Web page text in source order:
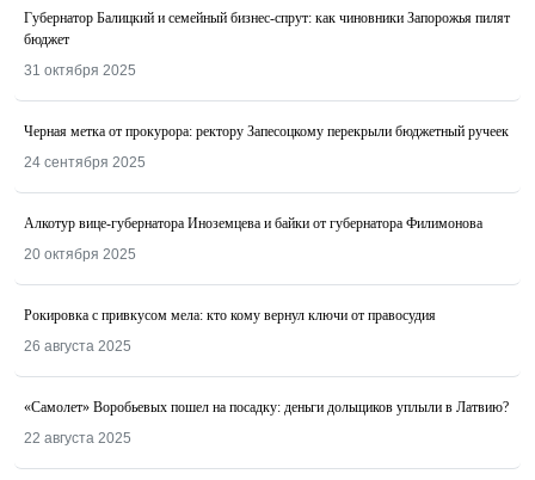
Губернатор Балицкий и семейный бизнес-спрут: как чиновники Запорожья пилят
бюджет
31 октября 2025
Черная метка от прокурора: ректору Запесоцкому перекрыли бюджетный ручеек
24 сентября 2025
Алкотур вице-губернатора Иноземцева и байки от губернатора Филимонова
20 октября 2025
Рокировка с привкусом мела: кто кому вернул ключи от правосудия
26 августа 2025
«Самолет» Воробьевых пошел на посадку: деньги дольщиков уплыли в Латвию?
22 августа 2025